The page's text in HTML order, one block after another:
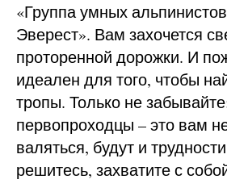
«Группа умных
Эверест». Вам захочется
проторенной дорожки. И
идеален для того, чтобы
тропы. Только не
первопроходцы – это вам
валяться, будут и
решитесь, захватите с